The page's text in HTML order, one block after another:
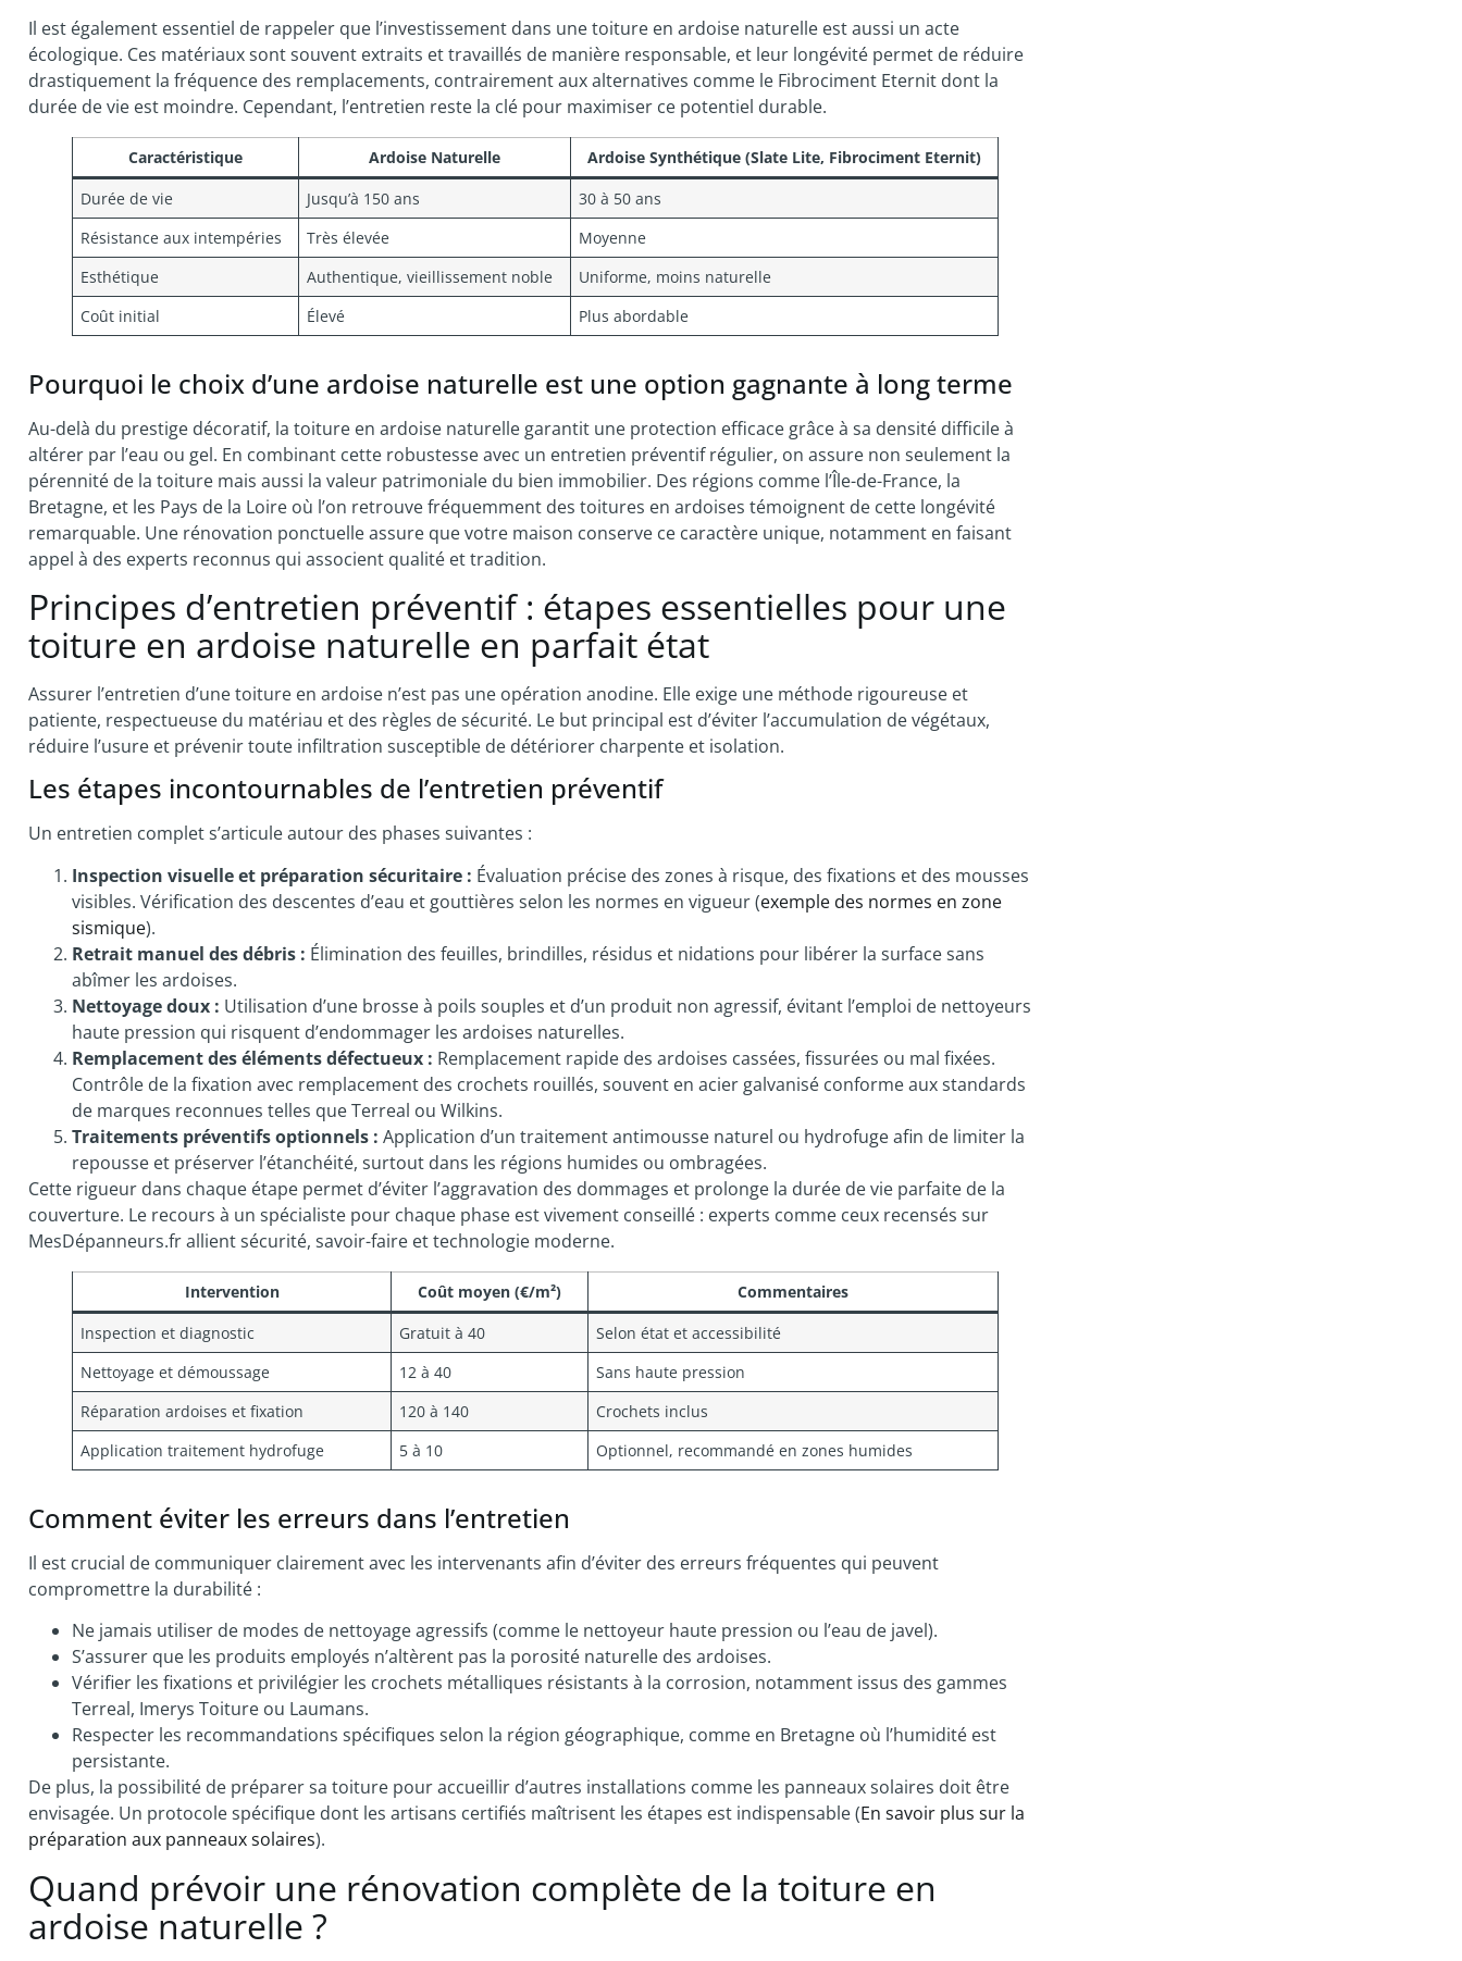
Il est également essentiel de rappeler que l’investissement dans une toiture en ardoise naturelle est aussi un acte
écologique. Ces matériaux sont souvent extraits et travaillés de manière responsable, et leur longévité permet de réduire
drastiquement la fréquence des remplacements, contrairement aux alternatives comme le Fibrociment Eternit dont la
durée de vie est moindre. Cependant, l’entretien reste la clé pour maximiser ce potentiel durable.
Caractéristique Ardoise Naturelle
Ardoise Synthétique (Slate Lite, Fibrociment Eternit)
Durée de vie
Jusqu’à 150 ans
30 à 50 ans
Résistance aux intempéries
Très élevée
Moyenne
Esthétique
Authentique, vieillissement noble
Uniforme, moins naturelle
Coût initial
Élevé Plus abordable
Pourquoi le choix d’une ardoise naturelle est une option gagnante à long terme
Au-delà du prestige décoratif, la toiture en ardoise naturelle garantit une protection efficace grâce à sa densité difficile à
altérer par l’eau ou gel. En combinant cette robustesse avec un entretien préventif régulier, on assure non seulement la
pérennité de la toiture mais aussi la valeur patrimoniale du bien immobilier. Des régions comme l’Île-de-France, la
Bretagne, et les Pays de la Loire où l’on retrouve fréquemment des toitures en ardoises témoignent de cette longévité
remarquable. Une rénovation ponctuelle assure que votre maison conserve ce caractère unique, notamment en faisant
appel à des experts reconnus qui associent qualité et tradition.
Principes d’entretien préventif : étapes essentielles pour une
toiture en ardoise naturelle en parfait état
Assurer l’entretien d’une toiture en ardoise n’est pas une opération anodine. Elle exige une méthode rigoureuse et
patiente, respectueuse du matériau et des règles de sécurité. Le but principal est d’éviter l’accumulation de végétaux,
réduire l’usure et prévenir toute infiltration susceptible de détériorer charpente et isolation.
Les étapes incontournables de l’entretien préventif
Un entretien complet s’articule autour des phases suivantes :
Inspection visuelle et préparation sécuritaire : Évaluation précise des zones à risque, des fixations et des mousses
visibles. Vérification des descentes d’eau et gouttières selon les normes en vigueur (exemple des normes en zone
sismique).
Retrait manuel des débris : Élimination des feuilles, brindilles, résidus et nidations pour libérer la surface sans
abîmer les ardoises.
Nettoyage doux : Utilisation d’une brosse à poils souples et d’un produit non agressif, évitant l’emploi de nettoyeurs
haute pression qui risquent d’endommager les ardoises naturelles.
Remplacement des éléments défectueux : Remplacement rapide des ardoises cassées, fissurées ou mal fixées.
Contrôle de la fixation avec remplacement des crochets rouillés, souvent en acier galvanisé conforme aux standards
de marques reconnues telles que Terreal ou Wilkins.
Traitements préventifs optionnels : Application d’un traitement antimousse naturel ou hydrofuge afin de limiter la
repousse et préserver l’étanchéité, surtout dans les régions humides ou ombragées.
Cette rigueur dans chaque étape permet d’éviter l’aggravation des dommages et prolonge la durée de vie parfaite de la
couverture. Le recours à un spécialiste pour chaque phase est vivement conseillé : experts comme ceux recensés sur
MesDépanneurs.fr allient sécurité, savoir-faire et technologie moderne.
Intervention Coût moyen (€/m²)
Commentaires
Inspection et diagnostic
Gratuit à 40
Selon état et accessibilité
Nettoyage et démoussage
12 à 40
Sans haute pression
Réparation ardoises et fixation
120 à 140
Crochets inclus
Application traitement hydrofuge
5 à 10 Optionnel, recommandé en zones humides
Comment éviter les erreurs dans l’entretien
Il est crucial de communiquer clairement avec les intervenants afin d’éviter des erreurs fréquentes qui peuvent
compromettre la durabilité :
Ne jamais utiliser de modes de nettoyage agressifs (comme le nettoyeur haute pression ou l’eau de javel).
S’assurer que les produits employés n’altèrent pas la porosité naturelle des ardoises.
Vérifier les fixations et privilégier les crochets métalliques résistants à la corrosion, notamment issus des gammes
Terreal, Imerys Toiture ou Laumans.
Respecter les recommandations spécifiques selon la région géographique, comme en Bretagne où l’humidité est
persistante.
De plus, la possibilité de préparer sa toiture pour accueillir d’autres installations comme les panneaux solaires doit être
envisagée. Un protocole spécifique dont les artisans certifiés maîtrisent les étapes est indispensable (En savoir plus sur la
préparation aux panneaux solaires).
Quand prévoir une rénovation complète de la toiture en
ardoise naturelle ?